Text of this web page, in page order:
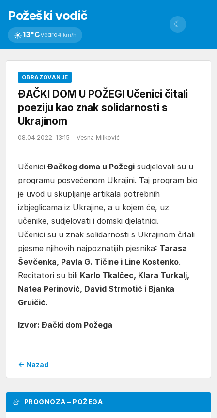
Požeški vodič
☀13°CVedro4 km/h
☾
OBRAZOVANJE
ĐAČKI DOM U POŽEGI Učenici čitali
poeziju kao znak solidarnosti s
Ukrajinom
08.04.2022. 13:15 Vesna Milković
Učenici Đačkog doma u Požegi sudjelovali su u
programu posvećenom Ukrajini. Taj program bio
je uvod u skupljanje artikala potrebnih
izbjeglicama iz Ukrajine, a u kojem će, uz
učenike, sudjelovati i domski djelatnici.
Učenici su u znak solidarnosti s Ukrajinom čitali
pjesme njihovih najpoznatijih pjesnika: Tarasa
Ševčenka, Pavla G. Tičine i Line Kostenko.
Recitatori su bili Karlo Tkalčec, Klara Turkalj,
Natea Perinović, David Strmotić i Bjanka
Gruičić.
Izvor: Đački dom Požega
← Nazad
PROGNOZA – POŽEGA